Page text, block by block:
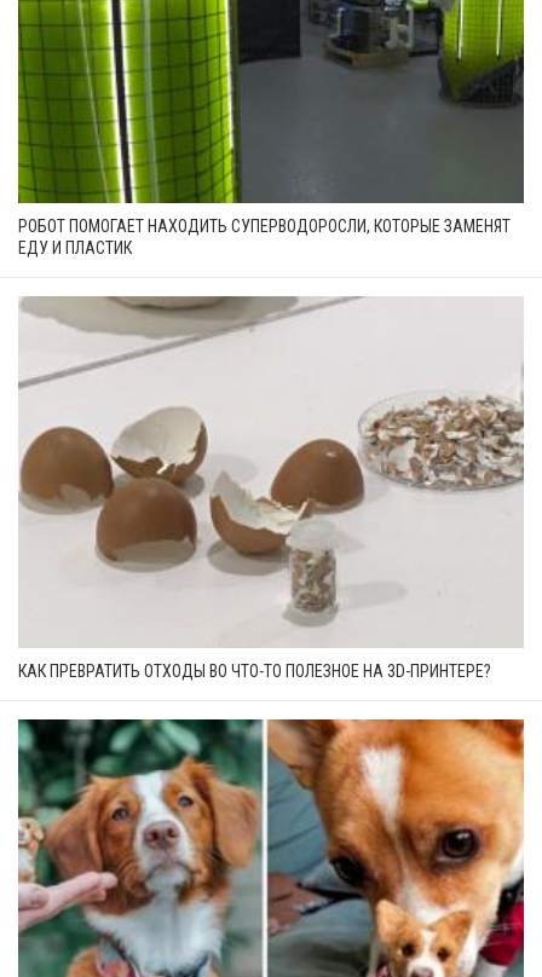
РОБОТ ПОМОГАЕТ НАХОДИТЬ СУПЕРВОДОРОСЛИ, КОТОРЫЕ ЗАМЕНЯТ
ЕДУ И ПЛАСТИК
КАК ПРЕВРАТИТЬ ОТХОДЫ ВО ЧТО-ТО ПОЛЕЗНОЕ НА 3D-ПРИНТЕРЕ?